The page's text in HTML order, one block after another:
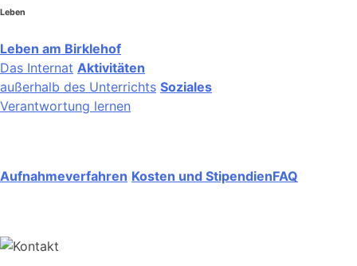
Leben
Leben am Birklehof
Das Internat Aktivitäten
außerhalb des Unterrichts Soziales
Verantwortung lernen
Aufnahmeverfahren Kosten und StipendienFAQ